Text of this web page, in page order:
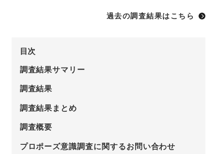
過去の調査結果はこちら
目次
調査結果サマリー
調査結果
調査結果まとめ
調査概要
プロポーズ意識調査に関するお問い合わせ
スペシャルプロポーズイベント
プロポーズアイテム
プロポーズ意識調査結果一覧
婚約指輪選び方ガイド
アイプリモについて
ニュース
婚約指輪のご購入と